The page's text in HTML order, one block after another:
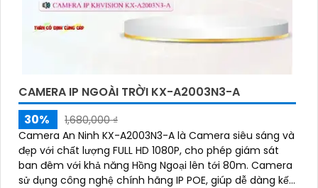
CAMERA IP NGOÀI TRỜI KX-A2003N3-A
30%
1,680,000 ₫
Camera An Ninh KX-A2003N3-A là Camera siêu sáng và
đẹp với chất lượng FULL HD 1080P, cho phép giám sát
ban đêm với khả năng Hồng Ngoại lên tới 80m. Camera
sử dụng công nghệ chính hãng IP POE, giúp dễ dàng kết